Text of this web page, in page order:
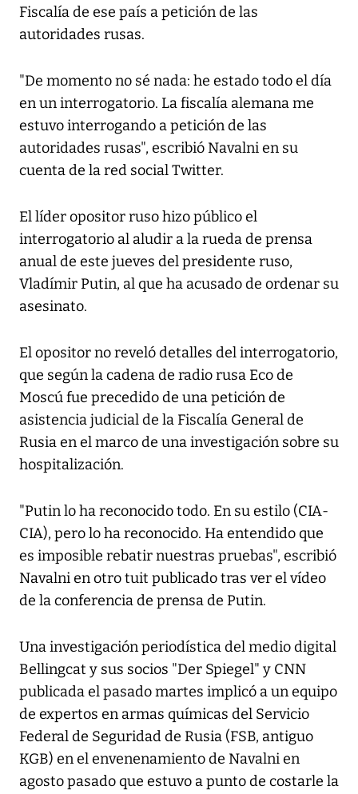
Fiscalía de ese país a petición de las
autoridades rusas.
"De momento no sé nada: he estado todo el día
en un interrogatorio. La fiscalía alemana me
estuvo interrogando a petición de las
autoridades rusas", escribió Navalni en su
cuenta de la red social Twitter.
El líder opositor ruso hizo público el
interrogatorio al aludir a la rueda de prensa
anual de este jueves del presidente ruso,
Vladímir Putin, al que ha acusado de ordenar su
asesinato.
El opositor no reveló detalles del interrogatorio,
que según la cadena de radio rusa Eco de
Moscú fue precedido de una petición de
asistencia judicial de la Fiscalía General de
Rusia en el marco de una investigación sobre su
hospitalización.
"Putin lo ha reconocido todo. En su estilo (CIA-
CIA), pero lo ha reconocido. Ha entendido que
es imposible rebatir nuestras pruebas", escribió
Navalni en otro tuit publicado tras ver el vídeo
de la conferencia de prensa de Putin.
Una investigación periodística del medio digital
Bellingcat y sus socios "Der Spiegel" y CNN
publicada el pasado martes implicó a un equipo
de expertos en armas químicas del Servicio
Federal de Seguridad de Rusia (FSB, antiguo
KGB) en el envenenamiento de Navalni en
agosto pasado que estuvo a punto de costarle la